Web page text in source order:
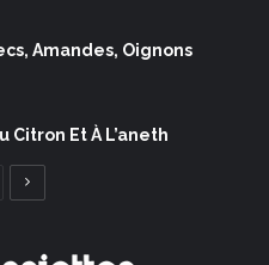
Amandes, Oignons
Citron Et À L’aneth
Page